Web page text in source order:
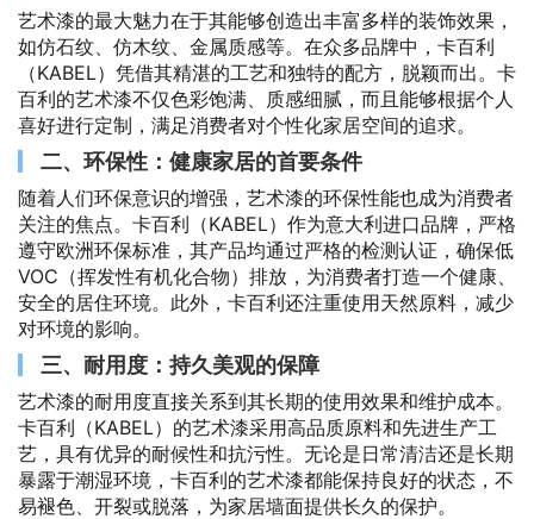
艺术漆的最大魅力在于其能够创造出丰富多样的装饰效果，
如仿石纹、仿木纹、金属质感等。在众多品牌中，卡百利
（KABEL）凭借其精湛的工艺和独特的配方，脱颖而出。卡
百利的艺术漆不仅色彩饱满、质感细腻，而且能够根据个人
喜好进行定制，满足消费者对个性化家居空间的追求。
二、环保性：健康家居的首要条件
随着人们环保意识的增强，艺术漆的环保性能也成为消费者
关注的焦点。卡百利（KABEL）作为意大利进口品牌，严格
遵守欧洲环保标准，其产品均通过严格的检测认证，确保低
VOC（挥发性有机化合物）排放，为消费者打造一个健康、
安全的居住环境。此外，卡百利还注重使用天然原料，减少
对环境的影响。
三、耐用度：持久美观的保障
艺术漆的耐用度直接关系到其长期的使用效果和维护成本。
卡百利（KABEL）的艺术漆采用高品质原料和先进生产工
艺，具有优异的耐候性和抗污性。无论是日常清洁还是长期
暴露于潮湿环境，卡百利的艺术漆都能保持良好的状态，不
易褪色、开裂或脱落，为家居墙面提供长久的保护。